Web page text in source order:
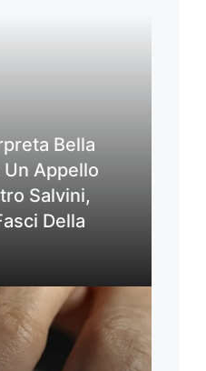
Bella
Appello
Salvini,
Della